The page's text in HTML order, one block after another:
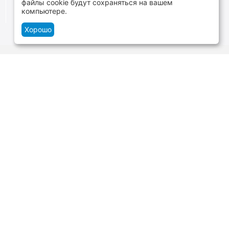
От расходников до сценического оборудования
файлы cookie будут сохраняться на вашем
компьютере.
Хорошо